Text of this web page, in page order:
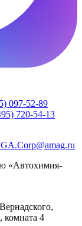
097-52-89
720-54-13
«Автохимия-
комната 4